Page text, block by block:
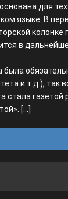
для
языке. В
колонке
в
была
и т.д.), так
стала газетой
[...]